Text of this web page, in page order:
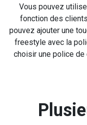
Vous pouvez
fonction des
pouvez ajouter une
freestyle avec la
choisir une police de